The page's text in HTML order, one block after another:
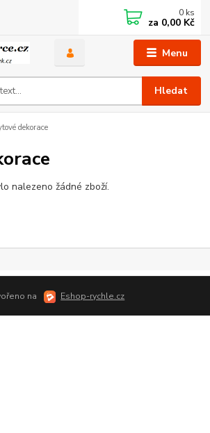
Menu
Hledat
0 ks
za 0,00 Kč
dekorace
nalezeno žádné zboží.
na Eshop-rychle.cz